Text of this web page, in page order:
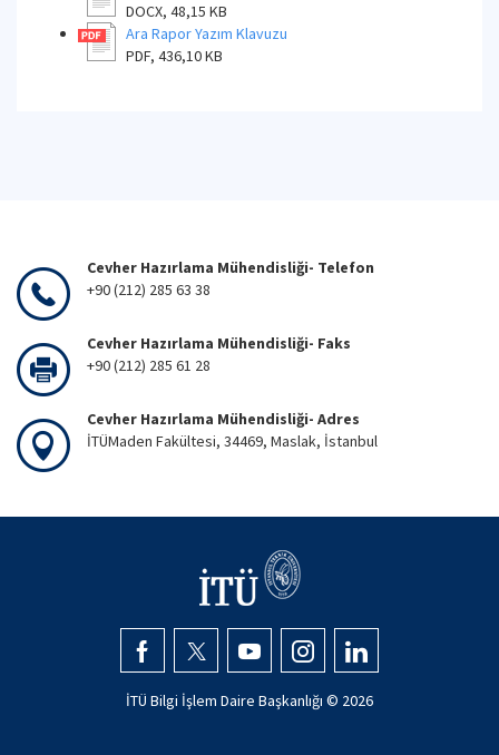
DOCX, 48,15 KB
Ara Rapor Yazım Klavuzu
PDF, 436,10 KB
Cevher Hazırlama Mühendisliği- Telefon
+90 (212) 285 63 38
Cevher Hazırlama Mühendisliği- Faks
+90 (212) 285 61 28
Cevher Hazırlama Mühendisliği- Adres
İTÜMaden Fakültesi, 34469, Maslak, İstanbul
İTÜ Bilgi İşlem Daire Başkanlığı © 2026